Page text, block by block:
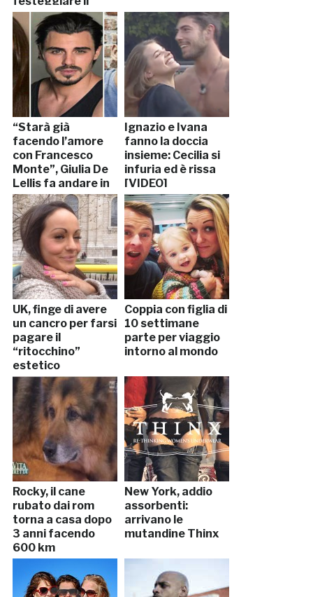
57esimo
anniversario
“Starà già
facendo l’amore
con Francesco
Monte”, Giulia De
Lellis fa andare in
crisi Ignazio
Ignazio e Ivana
fanno la doccia
insieme: Cecilia si
infuria ed è rissa
[VIDEO]
UK, finge di avere
un cancro per farsi
pagare il
“ritocchino”
estetico
Coppia con figlia di
10 settimane
parte per viaggio
intorno al mondo
Rocky, il cane
rubato dai rom
torna a casa dopo
3 anni facendo
600 km
New York, addio
assorbenti:
arrivano le
mutandine Thinx